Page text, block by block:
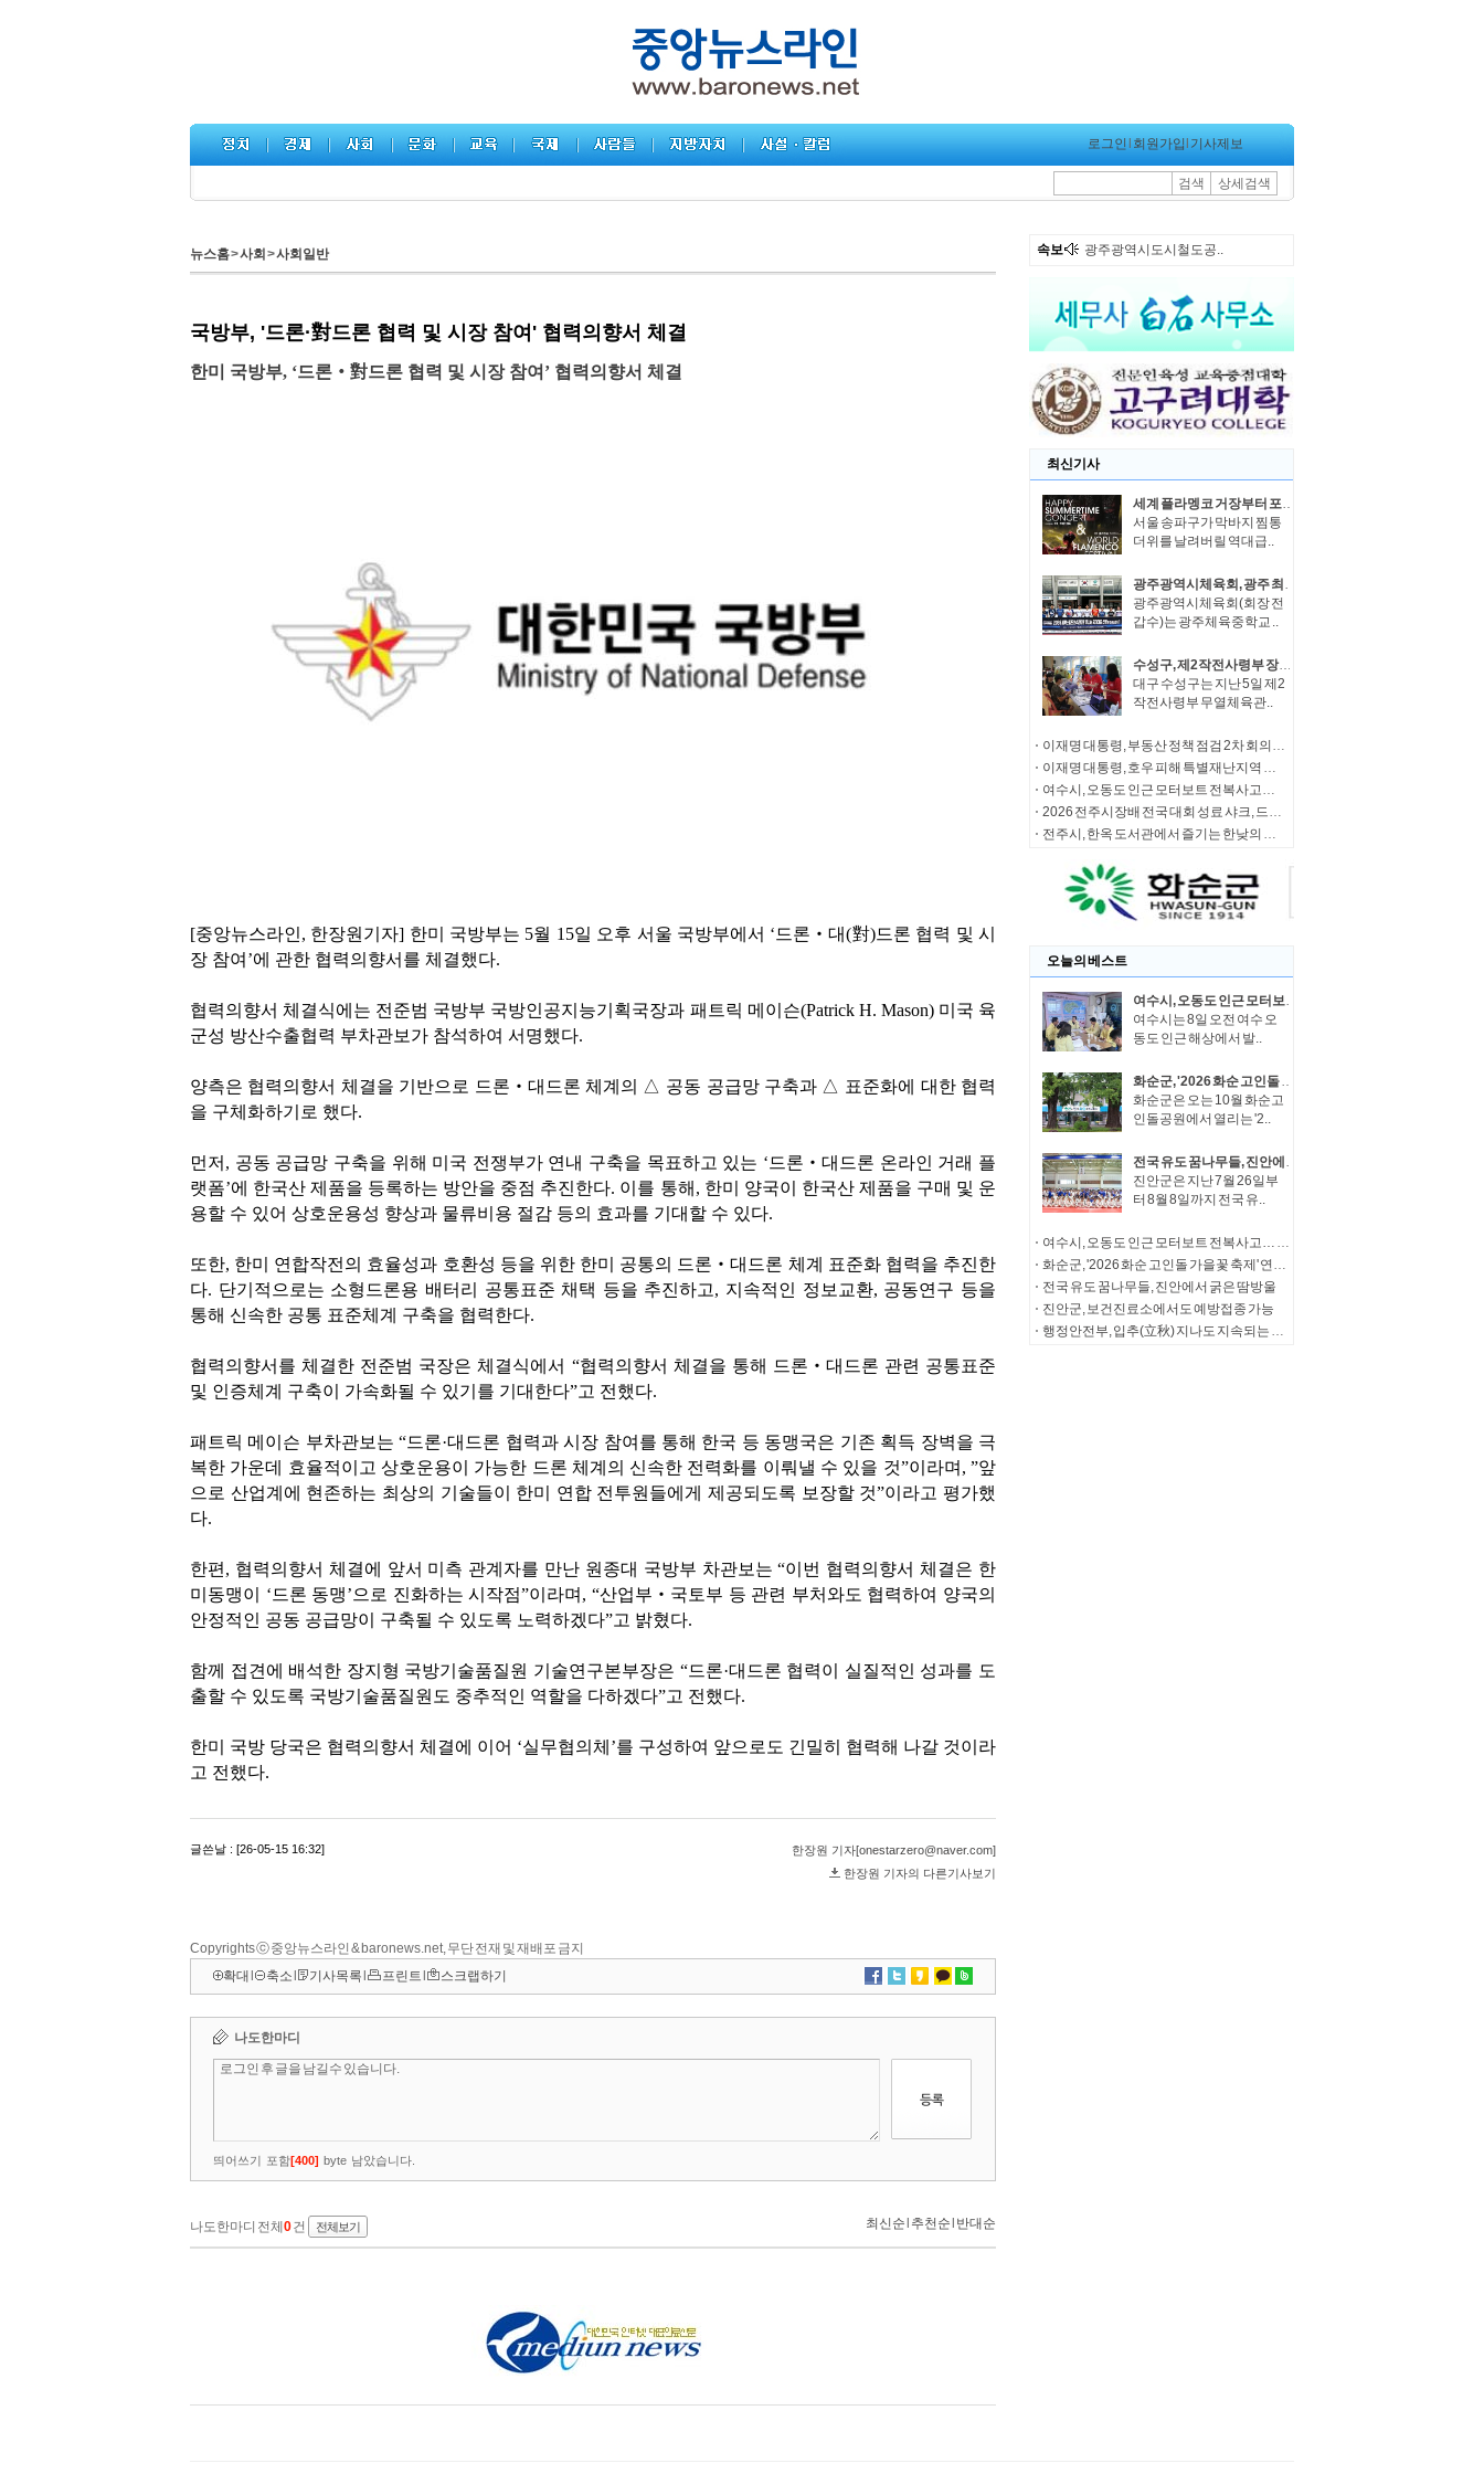
로그인 회원가입 기사제보
검색 상세검색
뉴스홈>사회 >사회일반
Copyrights ⓒ 중앙뉴스라인 & baronews.net, 무단 전재 및 재배포 금지
확대
축소 기사목록 프린트 스크랩하기
속보 광주광역시도시철도공..
최신기사
세계 플라멩코 거장부터 포레스텔라까지 롯데콘서트홀에…송파구, 25일 역대급 썸머 콘서트 연다!
서울 송파구가 막바지 찜통
더위를 날려버릴 역대급..
광주광역시체육회, 광주 최초 롤러 스피드 주니어 국가대표 선발
광주광역시체육회(회장 전
갑수)는 광주체육중학교 ..
수성구, 제2작전사령부 장병 대상 식중독 예방 캠페인
대구 수성구는 지난 5일 제2
작전사령부 무열체육관..
이재명 대통령, 부동산 정책 점검 2차 회의 주재
이재명 대통령, 호우 피해 특별재난지역 선포
여수시, 오동도 인근 모터보트 전복사고… 실종자 수색· 탑승자 가족 지원 총력
2026 전주시장배 전국 대회 성료 샤크, 드론축구 전국 최강팀 등극
전주시, 한옥 도서관에서 즐기는 한낮의 쉼표
오늘의 베스트
여수시, 오동도 인근 모터보트 전복사고… 실종자 수색· 탑승자 가족 지원 총력
여수시는 8일 오전 여수 오
동도 인근 해상에서 발..
화순군, '2026 화순 고인돌 가을꽃 축제' 연계 체류형 관광·지역경제 활성화 추진
화순군은 오는 10월 화순고
인돌공원에서 열리는 '2..
전국 유도 꿈나무들, 진안에서 굵은 땀방울
진안군은 지난 7월 26일부
터 8월 8일까지 전국 유..
여수시, 오동도 인근 모터보트 전복사고… 실종자 수색· 탑승자 가족 지원 총력
화순군, '2026 화순 고인돌 가을꽃 축제' 연계 체류형 관광·지역경제 활성화 추진
전국 유도 꿈나무들, 진안에서 굵은 땀방울
진안군, 보건진료소에서도 예방접종 가능
행정안전부, 입추(立秋) 지나도 지속되는 폭염, 온열질환 조심하세요